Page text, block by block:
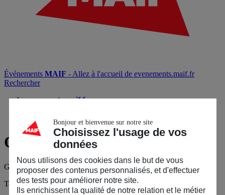
Événements MAIF - Allez à l'accueil de evenements.maif.fr
Rechercher
evenements.maif.fr
Questions sur l’événement ?
Questionssur l’événement ?
Goûter & Création : Noël en partage avec les artisans d’art
Tous les champs sont obligatoires, sauf mention contraire.
Bonjour et bienvenue sur notre site
Choisissez l'usage de vos
données
Nous utilisons des cookies dans le but de vous
proposer des contenus personnalisés, et d'effectuer
des tests pour améliorer notre site.
Ils enrichissent la qualité de notre relation et le métier